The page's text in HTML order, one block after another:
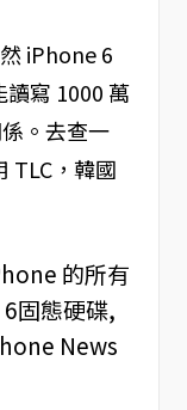
iPhone 6
讀寫 1000 萬
。去查一
TLC，韓國